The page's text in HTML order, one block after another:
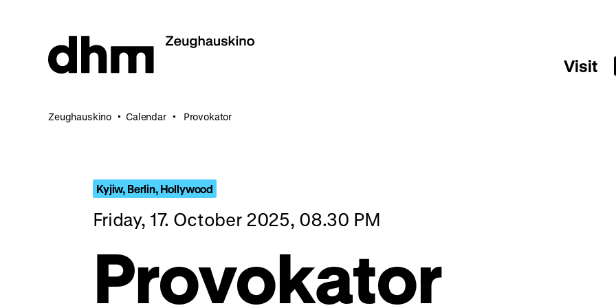
Visit
Zeughauskino Calendar Provokator
Kyjiw, Berlin, Hollywood
Friday, 17. October 2025, 08.30 PM
Provokator